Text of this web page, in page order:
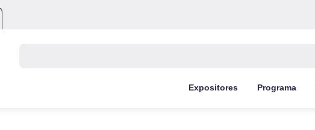
Expositores Programa